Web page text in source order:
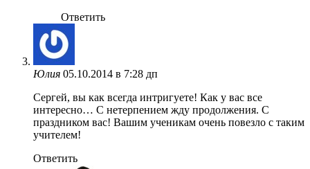
Ответить
Юлия 05.10.2014 в 7:28 дп
Сергей, вы как всегда интригуете! Как у вас все
интересно… С нетерпением жду продолжения. С
праздником вас! Вашим ученикам очень повезло с таким
учителем!
Ответить